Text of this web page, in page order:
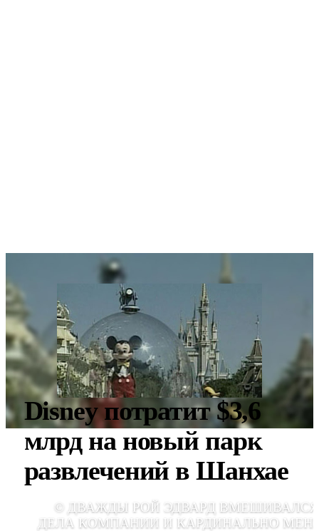
Disney потратит $3,6
млрд на новый парк
развлечений в Шанхае
© ДВАЖДЫ РОЙ ЭДВАРД
ДЕЛА КОМПАНИИ И КАРДИНАЛЬНО